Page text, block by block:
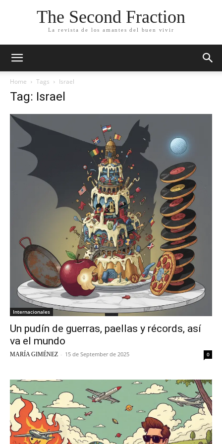
The Second Fraction
La revista de los amantes del buen vivir
Home Tags Israel
Tag: Israel
Internacionales
Un pudín de guerras, paellas y récords, así
va el mundo
MARÍA GIMÉNEZ - 15 de September de 2025 0